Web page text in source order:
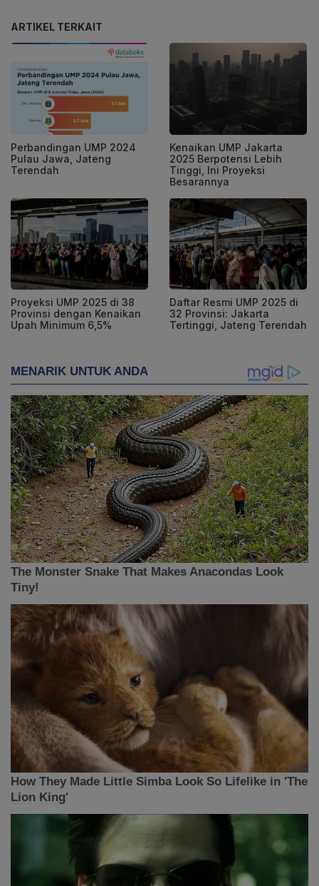
ARTIKEL TERKAIT
Perbandingan UMP 2024
Pulau Jawa, Jateng
Terendah
Kenaikan UMP Jakarta
2025 Berpotensi Lebih
Tinggi, Ini Proyeksi
Besarannya
Proyeksi UMP 2025 di 38
Provinsi dengan Kenaikan
Upah Minimum 6,5%
Daftar Resmi UMP 2025 di
32 Provinsi: Jakarta
Tertinggi, Jateng Terendah